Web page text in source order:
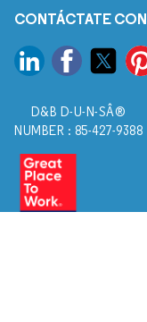
CONTÁCTATE
D&B D-U-N-SÂ®
NUMBER : 85-427-9388